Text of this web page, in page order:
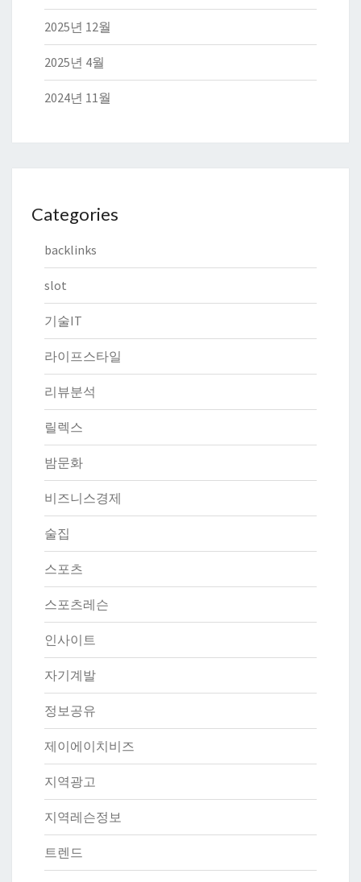
2025년 12월
2025년 4월
2024년 11월
Categories
backlinks
slot
기술IT
라이프스타일
리뷰분석
릴렉스
밤문화
비즈니스경제
술집
스포츠
스포츠레슨
인사이트
자기계발
정보공유
제이에이치비즈
지역광고
지역레슨정보
트렌드